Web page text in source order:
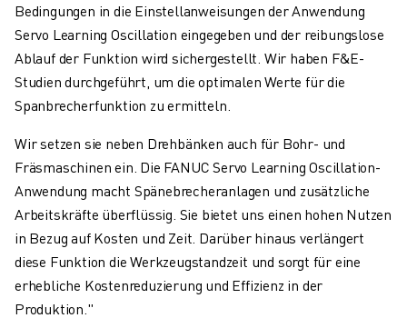
Bedingungen in die Einstellanweisungen der Anwendung
Servo Learning Oscillation eingegeben und der reibungslose
Ablauf der Funktion wird sichergestellt. Wir haben F&E-
Studien durchgeführt, um die optimalen Werte für die
Spanbrecherfunktion zu ermitteln.
Wir setzen sie neben Drehbänken auch für Bohr- und
Fräsmaschinen ein. Die FANUC Servo Learning Oscillation-
Anwendung macht Spänebrecheranlagen und zusätzliche
Arbeitskräfte überflüssig. Sie bietet uns einen hohen Nutzen
in Bezug auf Kosten und Zeit. Darüber hinaus verlängert
diese Funktion die Werkzeugstandzeit und sorgt für eine
erhebliche Kostenreduzierung und Effizienz in der
Produktion."